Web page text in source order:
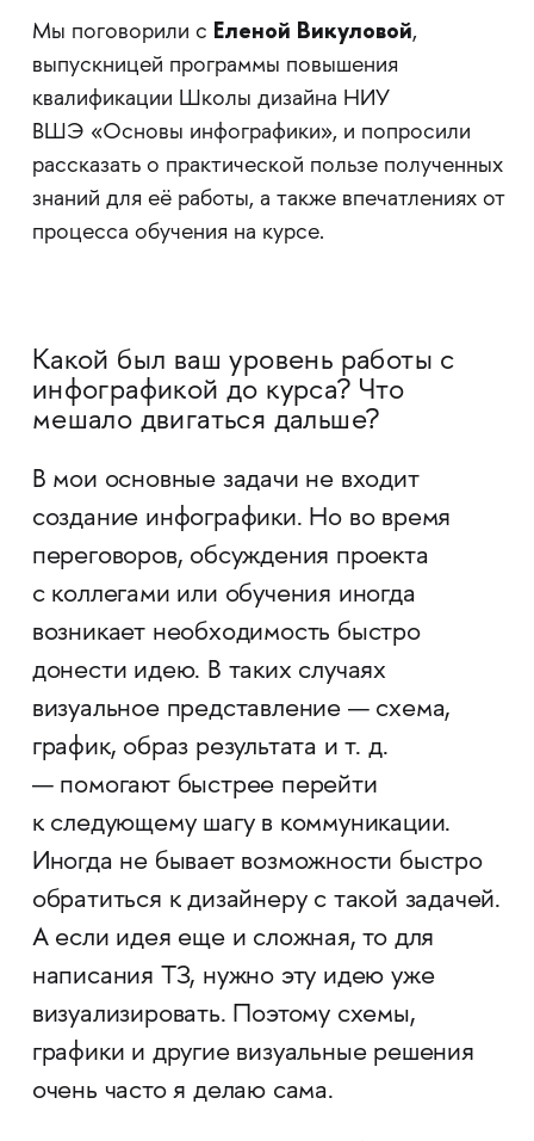
Мы поговорили с Еленой Викуловой,
выпускницей программы повышения
квалификации Школы дизайна НИУ
ВШЭ «Основы инфографики», и попросили
рассказать о практической пользе полученных
знаний для её работы, а также впечатлениях от
процесса обучения на курсе.
Какой был ваш уровень работы с
инфографикой до курса? Что
мешало двигаться дальше?
В мои основные задачи не входит
создание инфографики. Но во время
переговоров, обсуждения проекта
с коллегами или обучения иногда
возникает необходимость быстро
донести идею. В таких случаях
визуальное представление — схема,
график, образ результата и т. д.
— помогают быстрее перейти
к следующему шагу в коммуникации.
Иногда не бывает возможности быстро
обратиться к дизайнеру с такой задачей.
А если идея еще и сложная, то для
написания ТЗ, нужно эту идею уже
визуализировать. Поэтому схемы,
графики и другие визуальные решения
очень часто я делаю сама.